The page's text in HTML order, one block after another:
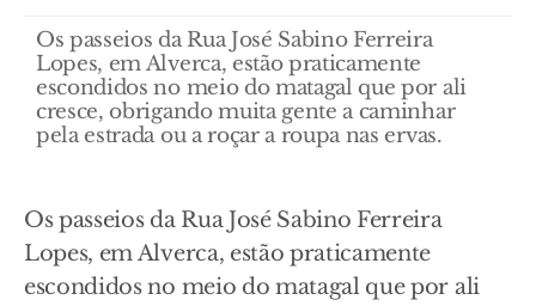
Os passeios da Rua José Sabino Ferreira
Lopes, em Alverca, estão praticamente
escondidos no meio do matagal que por ali
cresce, obrigando muita gente a caminhar
pela estrada ou a roçar a roupa nas ervas.
Os passeios da Rua José Sabino Ferreira
Lopes, em Alverca, estão praticamente
escondidos no meio do matagal que por ali